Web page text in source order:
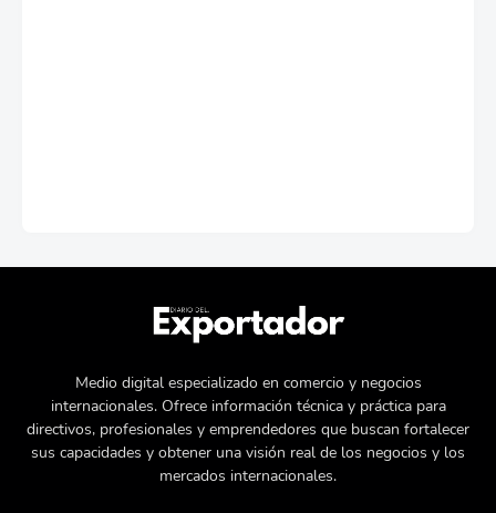
Medio digital especializado en comercio y negocios
internacionales. Ofrece información técnica y práctica para
directivos, profesionales y emprendedores que buscan fortalecer
sus capacidades y obtener una visión real de los negocios y los
mercados internacionales.